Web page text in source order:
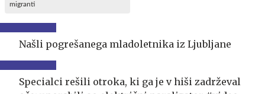
migranti
Našli pogrešanega mladoletnika iz Ljubljane
Specialci rešili otroka, ki ga je v hiši zadrževal